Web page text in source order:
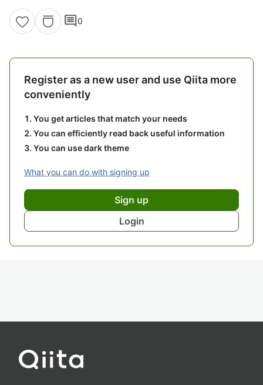
comment0
Register as a new user and use Qiita more
conveniently
You get articles that match your needs
You can efficiently read back useful information
You can use dark theme
What you can do with signing up
Sign up
Login